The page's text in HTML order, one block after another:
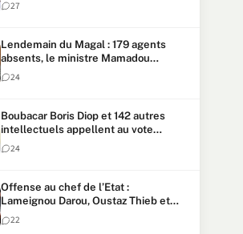
27
Lendemain du Magal : 179 agents
absents, le ministre Mamadou
Lamine Dianté exige des explications
24
Boubacar Boris Diop et 142 autres
intellectuels appellent au vote
urgent de la révision
constitutionnelle
24
Offense au chef de l’Etat :
Lameignou Darou, Oustaz Thieb et
Ndiaye Touba lourdement
condamnés
22